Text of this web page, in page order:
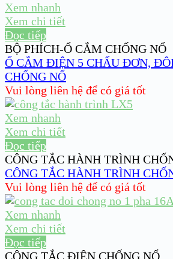
Xem nhanh
Xem chi tiết
Đọc tiếp
BỘ PHÍCH-Ổ CẮM CHỐNG NỔ
Ổ CẮM ĐIỆN 5 CHẤU ĐƠN,
CHỐNG NỔ
Vui lòng liên hệ để có giá tốt
Xem nhanh
Xem chi tiết
Đọc tiếp
CÔNG TẮC HÀNH TRÌNH
CÔNG TẮC HÀNH TRÌNH
Vui lòng liên hệ để có giá tốt
Xem nhanh
Xem chi tiết
Đọc tiếp
CÔNG TẮC ĐIỆN CHỐNG NỔ